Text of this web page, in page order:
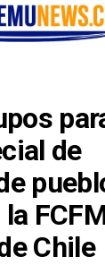
de
Chile